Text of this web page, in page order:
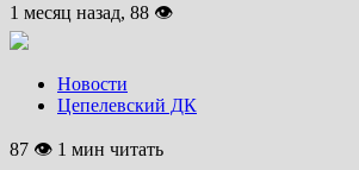
1 месяц назад, 88 👁
Новости
Цепелевский ДК
87 👁 1 мин читать